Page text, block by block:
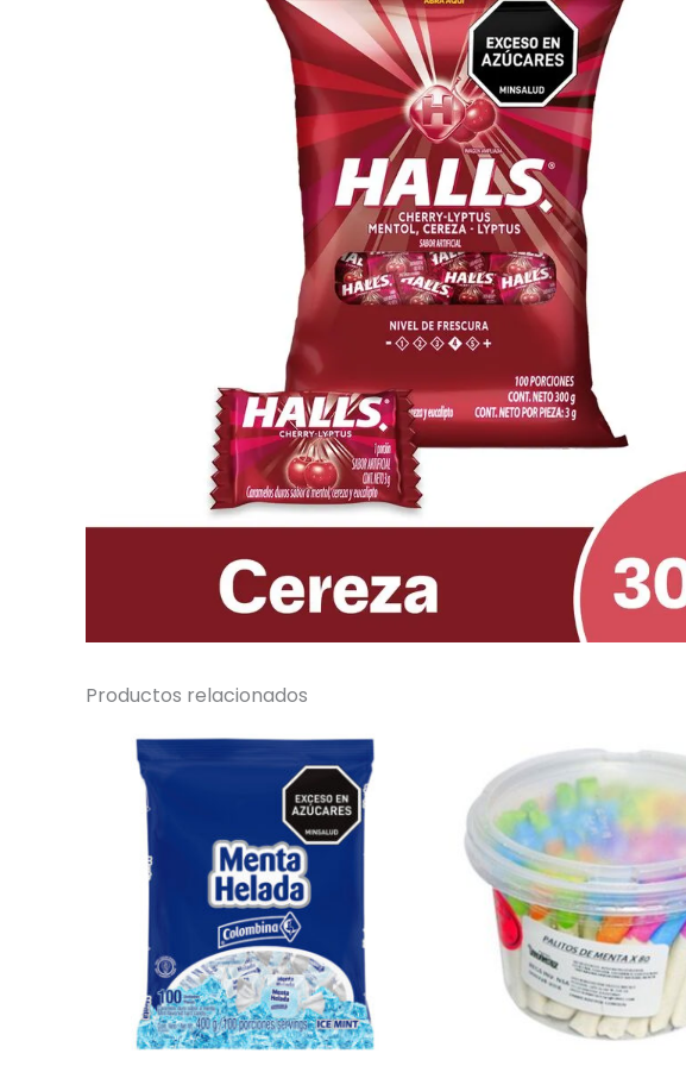
Productos relacionados